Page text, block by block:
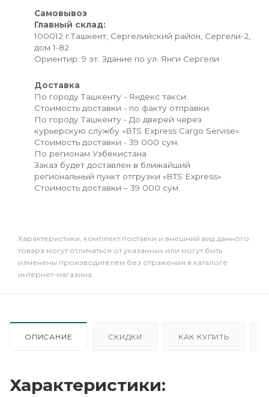
Самовывоз
Главный склад:
100012 г.Ташкент, Сергелийский район, Сергели-2,
дом 1-82
Ориентир: 9 эт. Здание по ул. Янги Сергели
Доставка
По городу Ташкенту - Яндекс такси.
Стоимость доставки - по факту отправки.
По городу Ташкенту - До дверей через
курьерскую службу «BTS Express Cargo Servise»
Стоимость доставки - 39 000 сум.
По регионам Узбекистана
Заказ будет доставлен в ближайший
региональный пункт отгрузки «BTS Express»
Стоимость доставки – 39 000 сум.
Xарактеристики, комплект поставки и внешний вид данного
товара могут отличаться от указанных или могут быть
изменены производителем без отражения в каталоге
интернет-магазина.
ОПИСАНИЕ СКИДКИ КАК КУПИТЬ
Характеристики: